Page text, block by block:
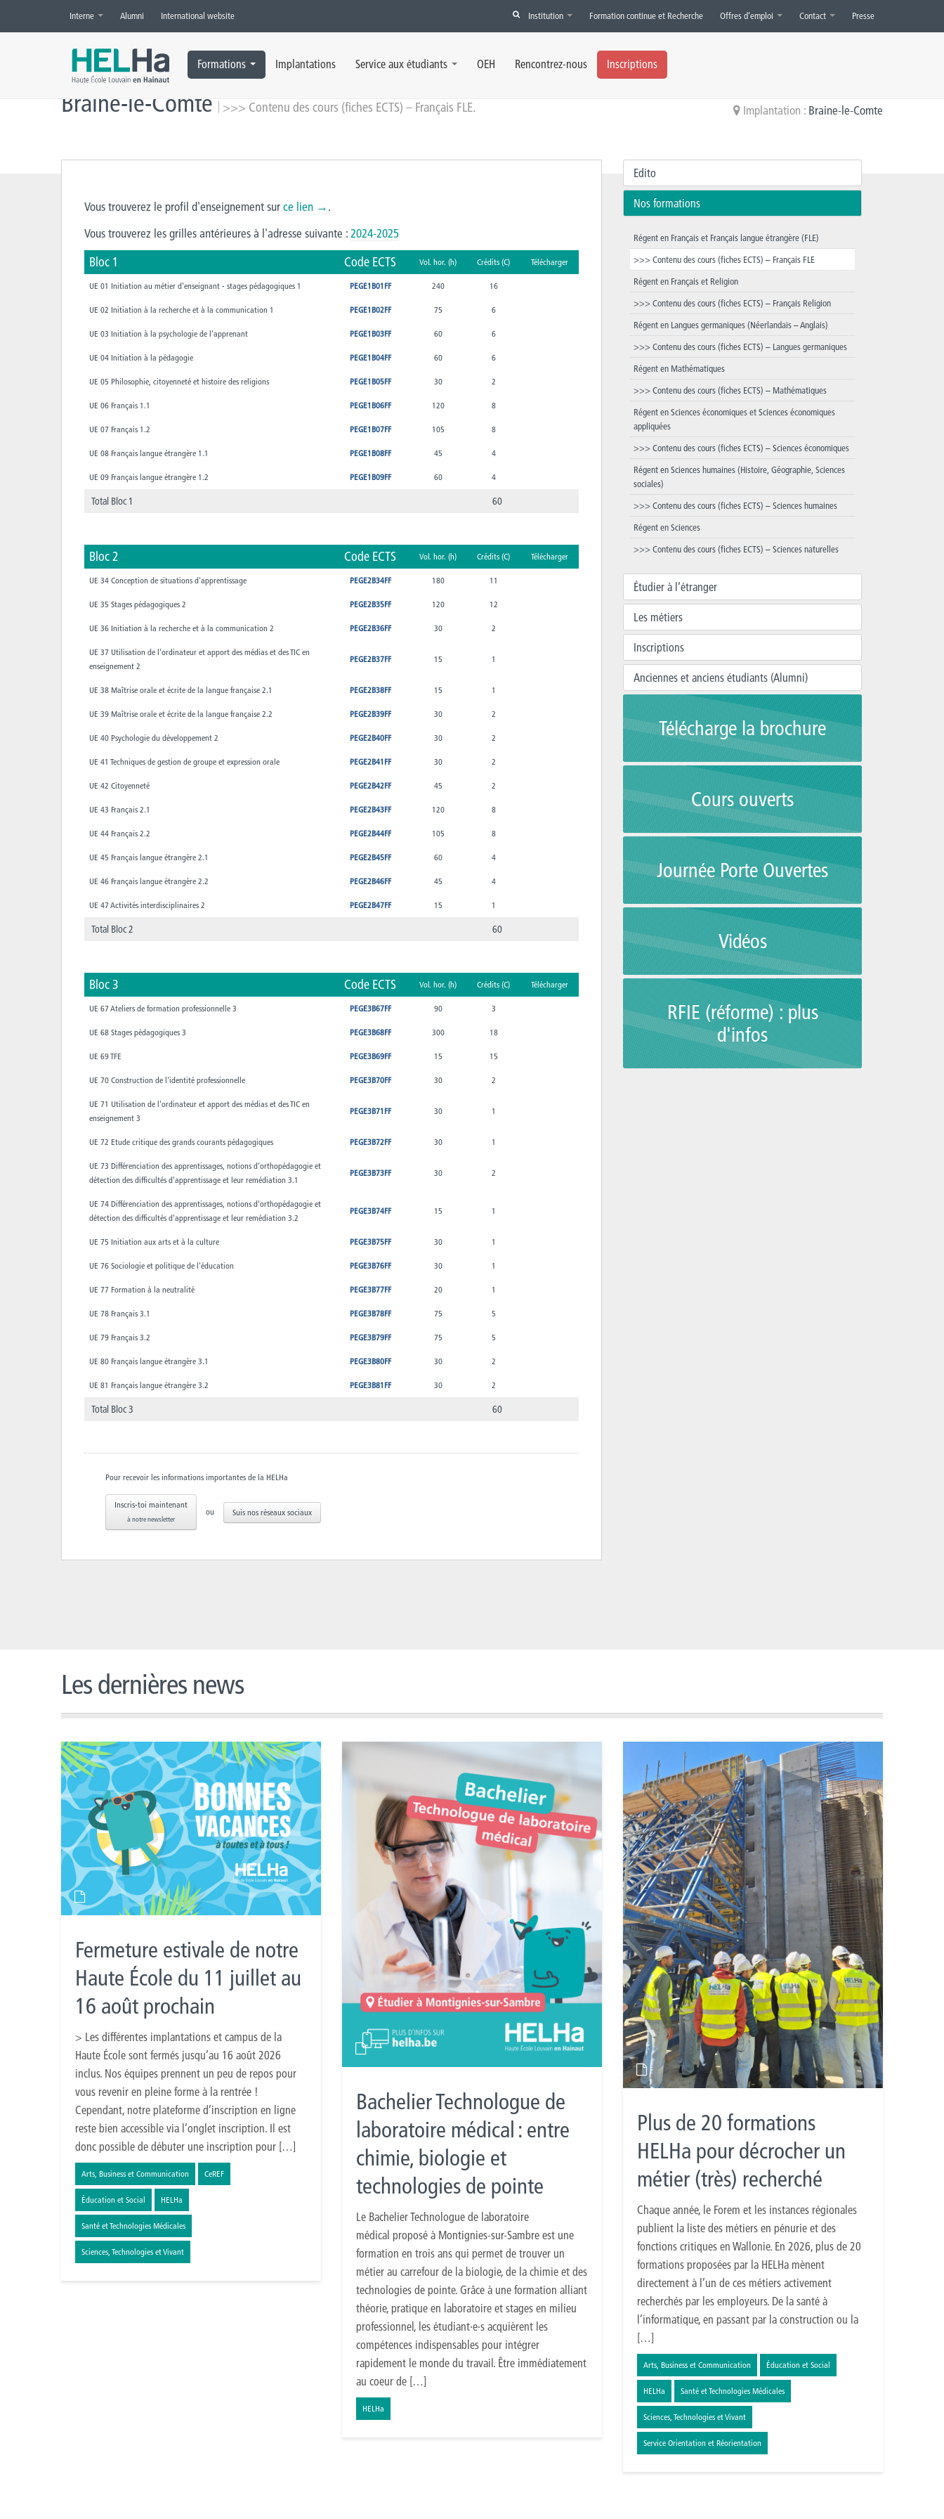
Interne Alumni International website Institution Formation continue et Recherche Offres d’emploi Contact Presse
Formations Implantations Service aux étudiants OEH Rencontrez-nous Inscriptions
Accueil » Braine-le-Comte » >>> Contenu des cours (fiches ECTS) – Français FLE
Braine-le-Comte >>> Contenu des cours (fiches ECTS) – Français FLE. Implantation : Braine-le-Comte
Vous trouverez le profil d'enseignement surce lien →.
Vous trouverez les grilles antérieures à l'adresse suivante :2024-2025
Bloc 1 Code ECTS Vol. hor. (h) Crédits (C) Télécharger
UE 01 Initiation au métier d'enseignant - stages pédagogiques 1 PEGE1B01FF 240 16
UE 02 Initiation à la recherche et à la communication 1 PEGE1B02FF 75 6
UE 03 Initiation à la psychologie de l'apprenant PEGE1B03FF 60 6
UE 04 Initiation à la pédagogie PEGE1B04FF 60 6
UE 05 Philosophie, citoyenneté et histoire des religions PEGE1B05FF 30 2
UE 06 Français 1.1 PEGE1B06FF 120 8
UE 07 Français 1.2 PEGE1B07FF 105 8
UE 08 Français langue étrangère 1.1 PEGE1B08FF 45 4
UE 09 Français langue étrangère 1.2 PEGE1B09FF 60 4
Total Bloc 1 60
Bloc 2 Code ECTS Vol. hor. (h) Crédits (C) Télécharger
UE 34 Conception de situations d'apprentissage PEGE2B34FF 180 11
UE 35 Stages pédagogiques 2 PEGE2B35FF 120 12
UE 36 Initiation à la recherche et à la communication 2 PEGE2B36FF 30 2
UE 37 Utilisation de l'ordinateur et apport des médias et des TIC en
enseignement 2
PEGE2B37FF 15 1
UE 38 Maîtrise orale et écrite de la langue française 2.1 PEGE2B38FF 15 1
UE 39 Maîtrise orale et écrite de la langue française 2.2 PEGE2B39FF 30 2
UE 40 Psychologie du développement 2 PEGE2B40FF 30 2
UE 41 Techniques de gestion de groupe et expression orale PEGE2B41FF 30 2
UE 42 Citoyenneté PEGE2B42FF 45 2
UE 43 Français 2.1 PEGE2B43FF 120 8
UE 44 Français 2.2 PEGE2B44FF 105 8
UE 45 Français langue étrangère 2.1 PEGE2B45FF 60 4
UE 46 Français langue étrangère 2.2 PEGE2B46FF 45 4
UE 47 Activités interdisciplinaires 2 PEGE2B47FF 15 1
Total Bloc 2 60
Bloc 3 Code ECTS Vol. hor. (h) Crédits (C) Télécharger
UE 67 Ateliers de formation professionnelle 3 PEGE3B67FF 90 3
UE 68 Stages pédagogiques 3 PEGE3B68FF 300 18
UE 69 TFE PEGE3B69FF 15 15
UE 70 Construction de l'identité professionnelle PEGE3B70FF 30 2
UE 71 Utilisation de l'ordinateur et apport des médias et des TIC en
enseignement 3
PEGE3B71FF 30 1
UE 72 Etude critique des grands courants pédagogiques PEGE3B72FF 30 1
UE 73 Différenciation des apprentissages, notions d'orthopédagogie et
détection des difficultés d'apprentissage et leur remédiation 3.1
PEGE3B73FF 30 2
UE 74 Différenciation des apprentissages, notions d'orthopédagogie et
détection des difficultés d'apprentissage et leur remédiation 3.2
PEGE3B74FF 15 1
UE 75 Initiation aux arts et à la culture PEGE3B75FF 30 1
UE 76 Sociologie et politique de l'éducation PEGE3B76FF 30 1
UE 77 Formation à la neutralité PEGE3B77FF 20 1
UE 78 Français 3.1 PEGE3B78FF 75 5
UE 79 Français 3.2 PEGE3B79FF 75 5
UE 80 Français langue étrangère 3.1 PEGE3B80FF 30 2
UE 81 Français langue étrangère 3.2 PEGE3B81FF 30 2
Total Bloc 3 60
Pour recevoir les informations importantes de la HELHa
Inscris-toi maintenant
à notre newsletter
ou Suis nos réseaux sociaux
Edito
Nos formations
Régent en Français et Français langue étrangère (FLE)
>>> Contenu des cours (fiches ECTS) – Français FLE
Régent en Français et Religion
>>> Contenu des cours (fiches ECTS) – Français Religion
Régent en Langues germaniques (Néerlandais – Anglais)
>>> Contenu des cours (fiches ECTS) – Langues germaniques
Régent en Mathématiques
>>> Contenu des cours (fiches ECTS) – Mathématiques
Régent en Sciences économiques et Sciences économiques
appliquées
>>> Contenu des cours (fiches ECTS) – Sciences économiques
Régent en Sciences humaines (Histoire, Géographie, Sciences
sociales)
>>> Contenu des cours (fiches ECTS) – Sciences humaines
Régent en Sciences
>>> Contenu des cours (fiches ECTS) – Sciences naturelles
Étudier à l’étranger
Les métiers
Inscriptions
Anciennes et anciens étudiants (Alumni)
Télécharge la brochure
Cours ouverts
Journée Porte Ouvertes
Vidéos
RFIE (réforme) : plus
d'infos
Les dernières news
Fermeture estivale de notre
Haute École du 11 juillet au
16 août prochain
> Les différentes implantations et campus de la
Haute École sont fermés jusqu’au 16 août 2026
inclus. Nos équipes prennent un peu de repos pour
vous revenir en pleine forme à la rentrée !
Cependant, notre plateforme d’inscription en ligne
reste bien accessible via l’onglet inscription. Il est
donc possible de débuter une inscription pour […]
Arts, Business et Communication CeREF
Éducation et Social HELHa
Santé et Technologies Médicales
Sciences, Technologies et Vivant
Bachelier Technologue de
laboratoire médical : entre
chimie, biologie et
technologies de pointe
Le Bachelier Technologue de laboratoire
médical proposé à Montignies-sur-Sambre est une
formation en trois ans qui permet de trouver un
métier au carrefour de la biologie, de la chimie et des
technologies de pointe. Grâce à une formation alliant
théorie, pratique en laboratoire et stages en milieu
professionnel, les étudiant·e·s acquièrent les
compétences indispensables pour intégrer
rapidement le monde du travail. Être immédiatement
au coeur de […]
HELHa
Plus de 20 formations
HELHa pour décrocher un
métier (très) recherché
Chaque année, le Forem et les instances régionales
publient la liste des métiers en pénurie et des
fonctions critiques en Wallonie. En 2026, plus de 20
formations proposées par la HELHa mènent
directement à l’un de ces métiers activement
recherchés par les employeurs. De la santé à
l’informatique, en passant par la construction ou la
[…]
Arts, Business et Communication Éducation et Social
HELHa Santé et Technologies Médicales
Sciences, Technologies et Vivant
Service Orientation et Réorientation